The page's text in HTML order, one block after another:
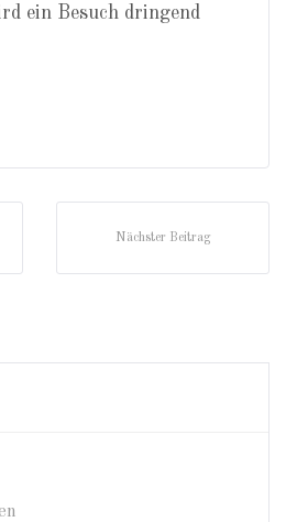
ein Besuch dringend
Nächster Beitrag